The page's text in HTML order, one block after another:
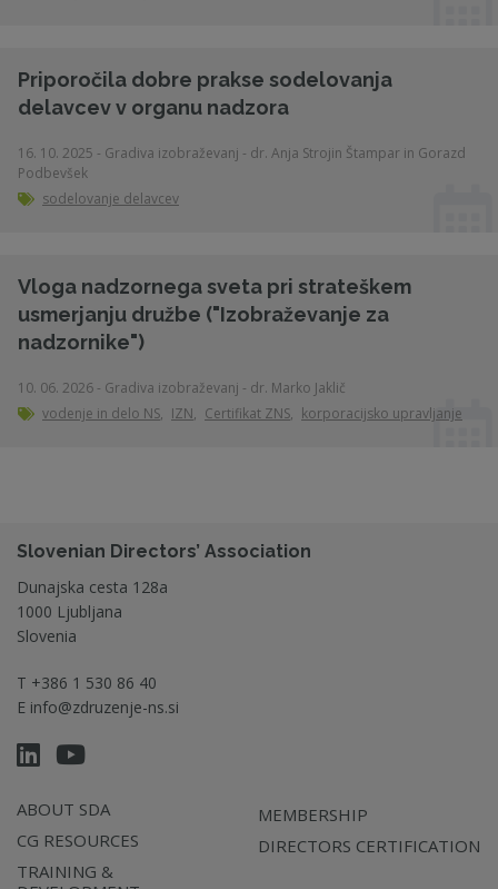
Priporočila dobre prakse sodelovanja
delavcev v organu nadzora
16. 10. 2025 - Gradiva izobraževanj - dr. Anja Strojin Štampar in Gorazd
Podbevšek
sodelovanje delavcev
Vloga nadzornega sveta pri strateškem
usmerjanju družbe ("Izobraževanje za
nadzornike")
10. 06. 2026 - Gradiva izobraževanj - dr. Marko Jaklič
vodenje in delo NS, IZN, Certifikat ZNS, korporacijsko upravljanje
Slovenian Directors’ Association
Dunajska cesta 128a
1000 Ljubljana
Slovenia
T +386 1 530 86 40
E info@zdruzenje-ns.si
ABOUT SDA
CG RESOURCES
TRAINING &
MEMBERSHIP
DIRECTORS CERTIFICATION